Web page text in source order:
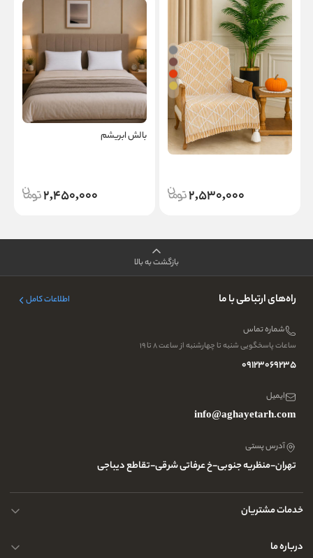
کاور مبل پامچال
2,530,000
بالش ابریشم
2,450,000
بازگشت به بالا
راه‌های ارتباطی با ما اطلاعات کامل
شماره تماس
ساعات پاسخگویی شنبه تا چهارشنبه از ساعت ۸ تا ۱۹
09123069235
ایمیل
info@aghayetarh.com
آدرس پستی
تهران-منظریه جنوبی-خ عرفاتی شرقی-تقاطع دیباجی
خدمات مشتریان
محصولات چرم
درباره ما